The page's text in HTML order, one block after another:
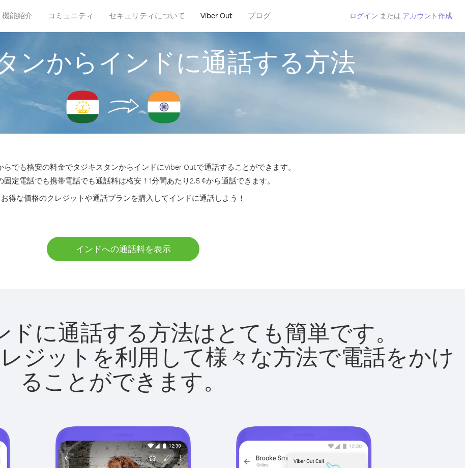
機能紹介 コミュニティ セキュリティについて Viber Out ブログ ログイン または アカウント作成
ンからインドに通話する方法
らでも格安の料金でタジキスタンからインドにViber Outで通話することができます。
固定電話でも携帯電話でも通話料は格安！1分間あたり2.5 ¢から通話できます。
お得な価格のクレジットや通話プランを購入してインドに通話しよう！
インドへの通話料を表示
に通話する方法はとても簡単です。
ジットを利用して様々な方法で電話をかけ
ることができます。